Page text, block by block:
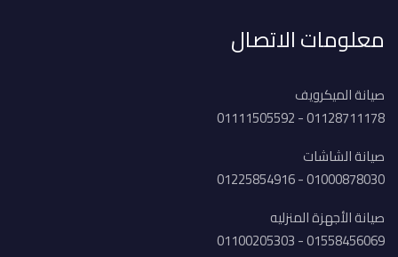
معلومات الاتصال
صيانة الميكرويف
01128711178 - 01111505592
صيانة الشاشات
01000878030 - 01225854916
صيانة الأجهزة المنزليه
01558456069 - 01100205303